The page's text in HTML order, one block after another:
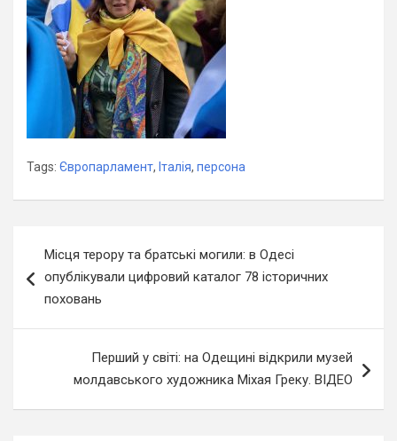
Tags: Європарламент, Італія, персона
записів
Місця терору та братські могили: в Одесі
опублікували цифровий каталог 78 історичних
поховань
Перший у світі: на Одещині відкрили музей
молдавського художника Міхая Греку. ВІДЕО